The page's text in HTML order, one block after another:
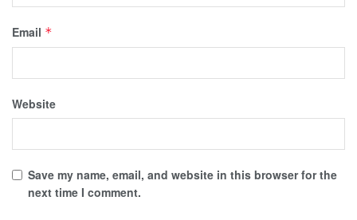
Email *
Website
Save my name, email, and website in this browser for the
next time I comment.